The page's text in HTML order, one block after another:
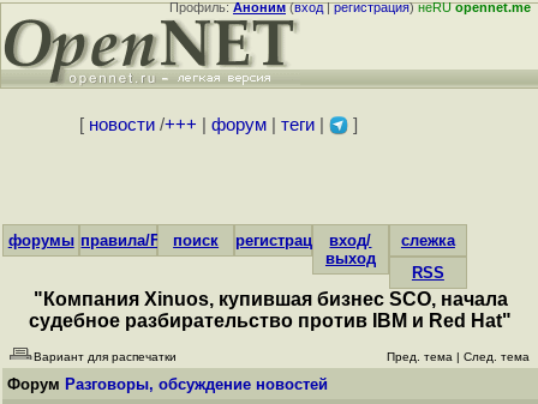
Профиль:Аноним(вход|регистрация)неRUopennet.me
[ новости/+++ форум| теги| ]
форумы правила/FAQпоиск регистрациявход/
выход
слежка
RSS
"Компания Xinuos, купившая бизнес SCO, начала
судебное разбирательство против IBM и Red Hat"
Вариант для распечатки Пред. тема | След. тема
Форум Разговоры, обсуждение новостей